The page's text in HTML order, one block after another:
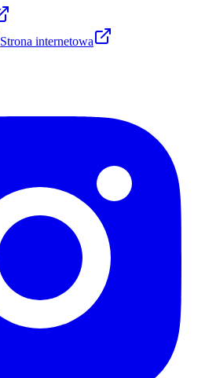
Strona internetowa